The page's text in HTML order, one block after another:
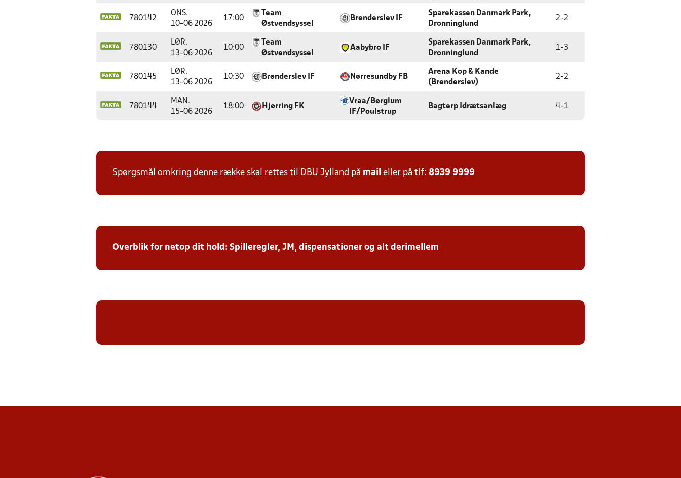
780142
ONS.
10-06 2026
17:00
Team
Østvendsyssel
Brønderslev IF
Sparekassen Danmark Park,
Dronninglund
2-2
780130
LØR.
13-06 2026
10:00
Team
Østvendsyssel
Aabybro IF
Sparekassen Danmark Park,
Dronninglund
1-3
780145
LØR.
13-06 2026
10:30 Brønderslev IF Nørresundby FB
Arena Kop & Kande
(Brønderslev)
2-2
780144
MAN.
15-06 2026
18:00 Hjørring FK
Vraa/Børglum
IF/Poulstrup
Bagterp Idrætsanlæg 4-1
Spørgsmål omkring denne række skal rettes til DBU Jylland på mail eller på tlf: 8939 9999
Overblik for netop dit hold: Spilleregler, JM, dispensationer og alt derimellem